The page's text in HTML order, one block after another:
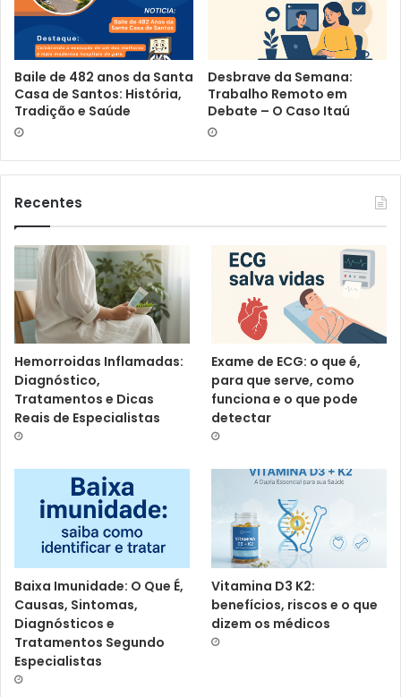
Baile de 482 anos da Santa
Casa de Santos: História,
Tradição e Saúde
Desbrave da Semana:
Trabalho Remoto em
Debate – O Caso Itaú
Recentes
Hemorroidas Inflamadas:
Diagnóstico,
Tratamentos e Dicas
Reais de Especialistas
Exame de ECG: o que é,
para que serve, como
funciona e o que pode
detectar
Baixa Imunidade: O Que É,
Causas, Sintomas,
Diagnósticos e
Tratamentos Segundo
Especialistas
Vitamina D3 K2:
benefícios, riscos e o que
dizem os médicos